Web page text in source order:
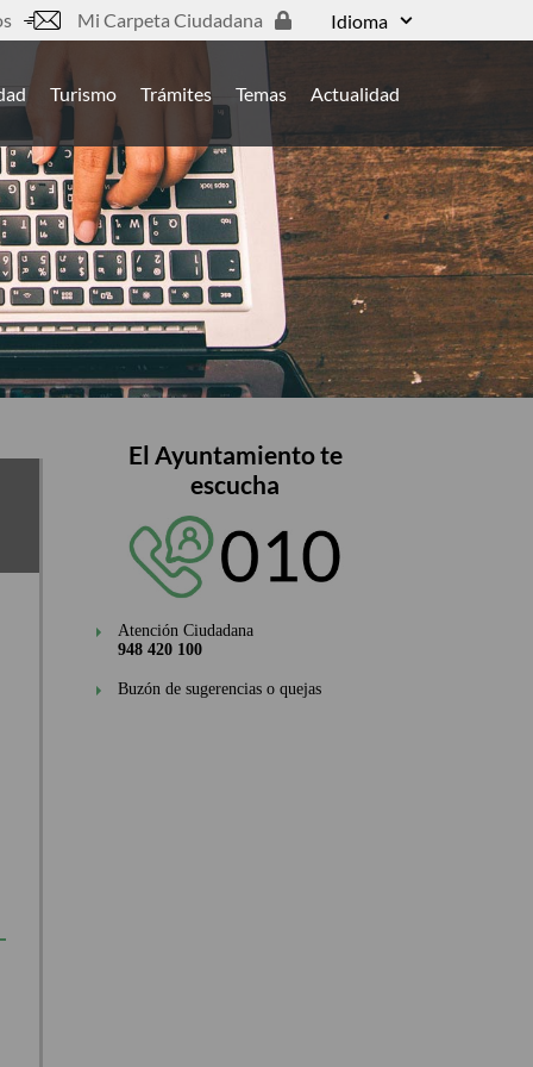
Mi Carpeta Ciudadana Idioma
Turismo Trámites Temas Actualidad
El Ayuntamiento te
escucha
Atención Ciudadana
948 420 100
Buzón de sugerencias o quejas